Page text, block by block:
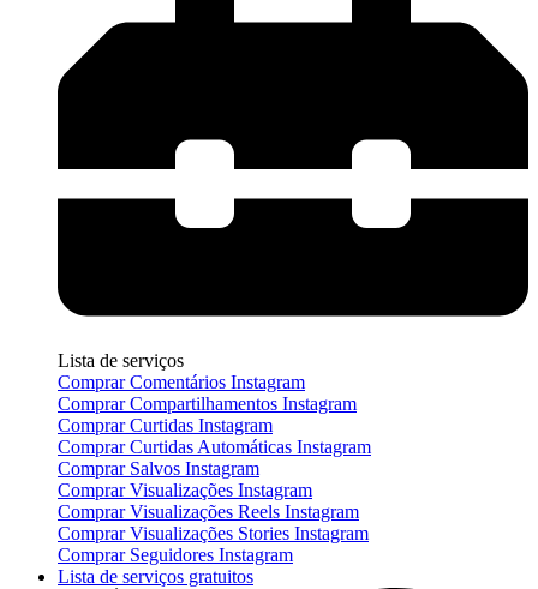
Lista de serviços
Comprar Comentários Instagram
Comprar Compartilhamentos Instagram
Comprar Curtidas Instagram
Comprar Curtidas Automáticas Instagram
Comprar Salvos Instagram
Comprar Visualizações Instagram
Comprar Visualizações Reels Instagram
Comprar Visualizações Stories Instagram
Comprar Seguidores Instagram
Lista de serviços gratuitos